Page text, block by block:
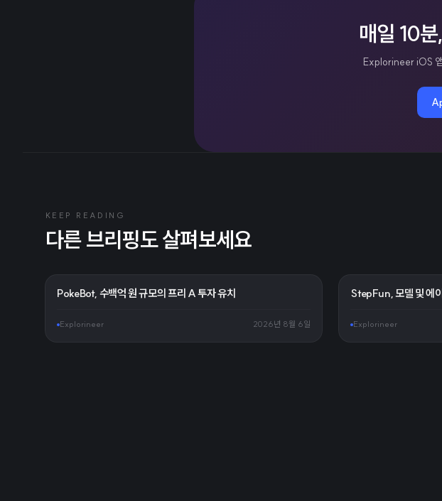
매일 10
Explorineer iOS
KEEP READING
다른 브리핑도 살펴보세요
PokeBot, 수백억 원 규모의 프리 A 투자 유치
Explorineer 2026년 8월 6일
StepFun, 모델 및 에
Explorineer